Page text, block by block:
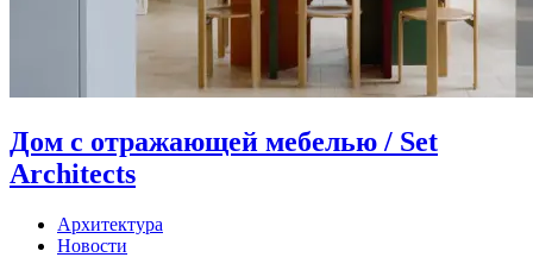
Дом с отражающей мебелью / Set
Architects
Архитектура
Новости